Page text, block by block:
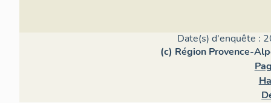
Date(s) d'enquête :
(c) Région Provence-